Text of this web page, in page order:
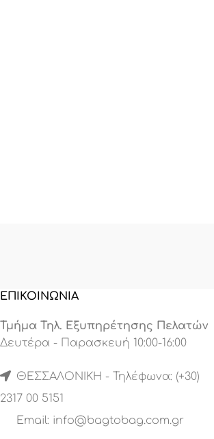
Casual-chic, Office-ready.
ΕΠΙΚΟΙΝΩΝΙΑ
Τμήμα Τηλ. Εξυπηρέτησης Πελατών
Δευτέρα - Παρασκευή 10:00-16:00
ΘΕΣΣΑΛΟΝΙΚΗ - Τηλέφωνα: (+30)
2317 00 5151
Email: info@bagtobag.com.gr